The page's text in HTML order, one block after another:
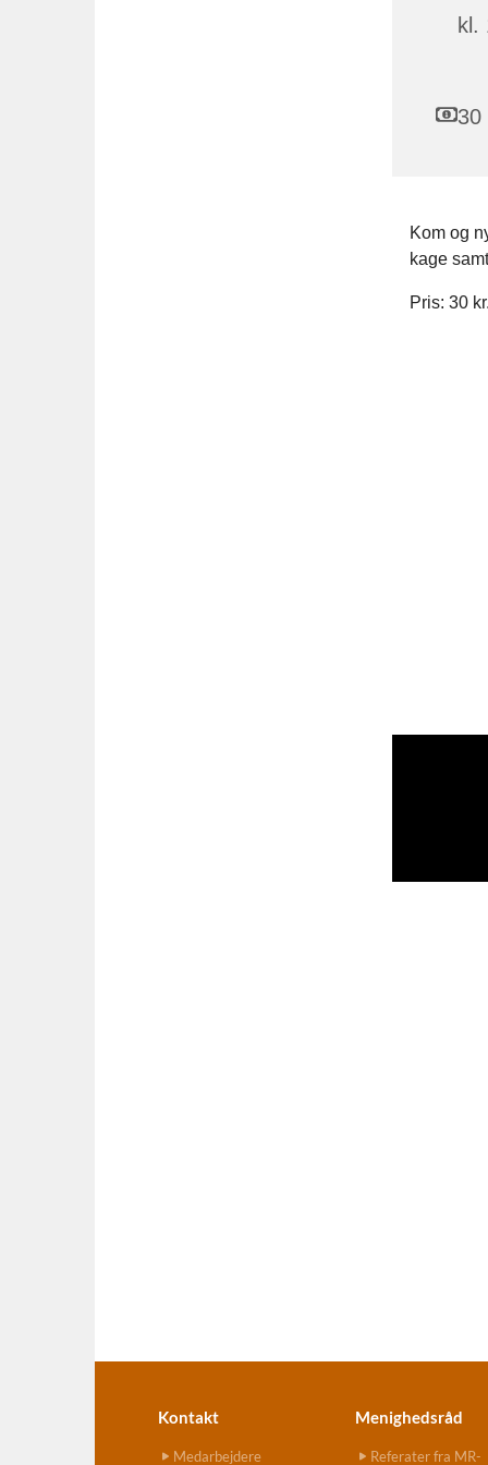
kl.
30
Kom og
kage
Pris: 30
Kontakt
Medarbejdere
Menighedsråd
Referater fra MR-